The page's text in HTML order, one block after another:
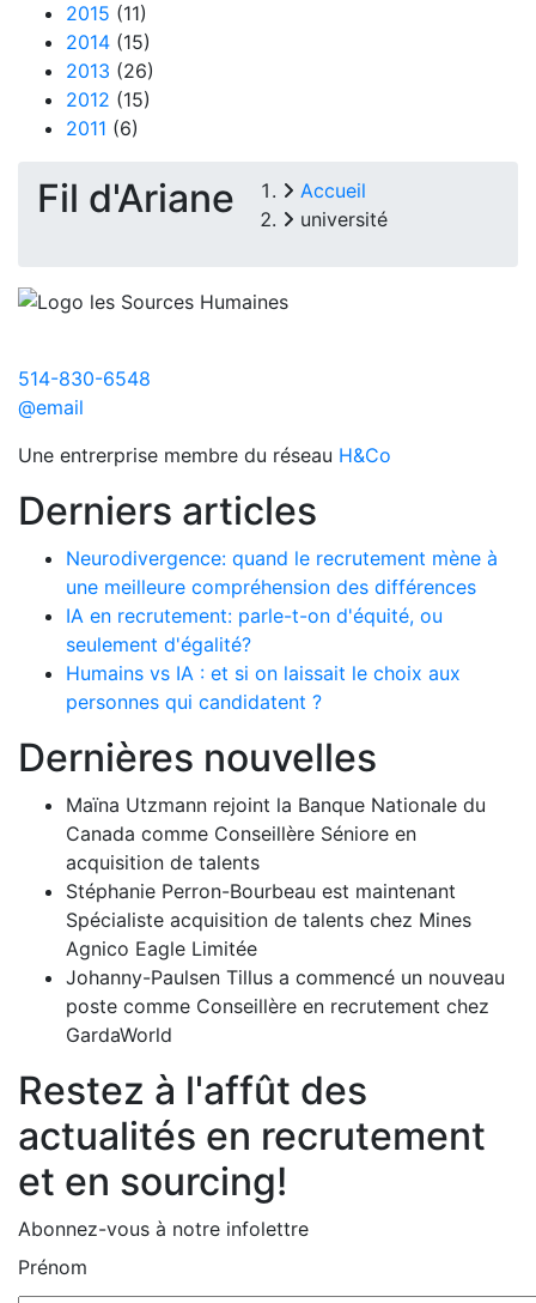
2015 (11)
2014 (15)
2013 (26)
2012 (15)
2011 (6)
Fil d'Ariane
Accueil
université
514-830-6548
@email
Une entrerprise membre du réseau H&Co
Derniers articles
Neurodivergence: quand le recrutement mène à
une meilleure compréhension des différences
IA en recrutement: parle-t-on d'équité, ou
seulement d'égalité?
Humains vs IA : et si on laissait le choix aux
personnes qui candidatent ?
Dernières nouvelles
Maïna Utzmann rejoint la Banque Nationale du
Canada comme Conseillère Séniore en
acquisition de talents
Stéphanie Perron-Bourbeau est maintenant
Spécialiste acquisition de talents chez Mines
Agnico Eagle Limitée
Johanny-Paulsen Tillus a commencé un nouveau
poste comme Conseillère en recrutement chez
GardaWorld
Restez à l'affût des
actualités en recrutement
et en sourcing!
Abonnez-vous à notre infolettre
Prénom